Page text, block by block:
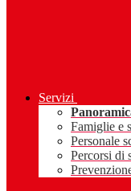
Servizi
Famiglie e
Personale
Percorsi di